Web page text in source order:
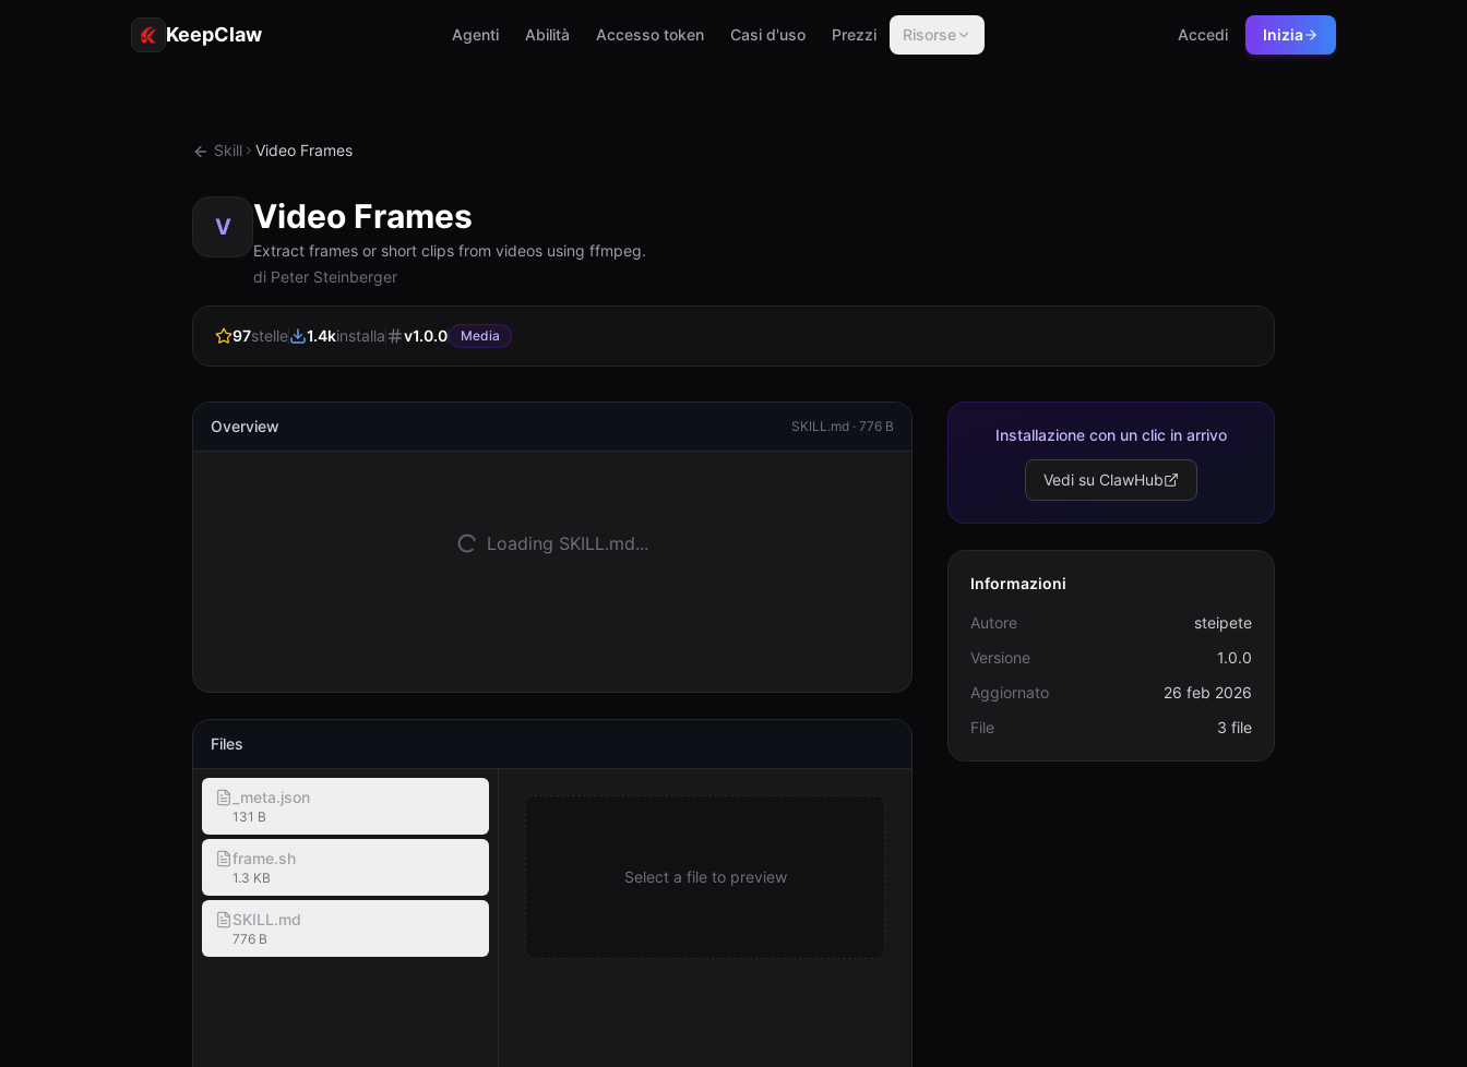
KeepClaw Agenti Abilità Accesso token Casi d'uso Prezzi Risorse Accedi Inizia
Skill Video Frames
V Video Frames
Extract frames or short clips from videos using ffmpeg.
di Peter Steinberger
97stelle 1.4kinstalla v1.0.0 Media
Overview SKILL.md · 776 B
Loading SKILL.md...
Files
_meta.json
131 B
frame.sh
1.3 KB
SKILL.md
776 B
Select a file to preview
Installazione con un clic in arrivo
Vedi su ClawHub
Informazioni
Autore
steipete
Versione
1.0.0
Aggiornato
26 feb 2026
File
3 file